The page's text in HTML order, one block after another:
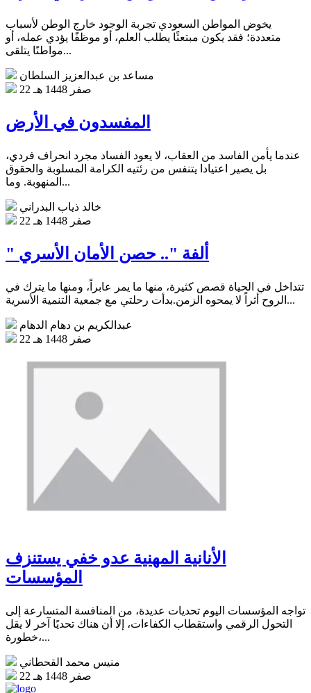
يخوض المواطن السعودي تجربة الوجود خارج الوطن لأسباب
متعددة؛ فقد يكون مبتعثًا يطلب العلم، أو موظفًا يؤدي عمله، أو
مواطنًا يتلقى...
مساعد بن عبدالعزيز السلطان
22 صفر 1448 هـ
المفسدون في الأرض
عندما يأمن الفاسد من العقاب، لا يعود الفساد مجرد انحراف فردي،
بل يصير اعتيادا يتنفس من رئتيه الكرامة المسلوبة والحقوق
المنهوبة. وما...
خالد ذياب البدراني
22 صفر 1448 هـ
" ألفة ".. حصن الأمان الأسري
تتداخل في الحياة قصص كثيرة، منها ما يمر عابراً، ومنها ما يترك في
الروح أثراً لا يمحوه الزمن.بدأت رحلتي مع جمعية التنمية الأسرية...
عبدالكريم بن دهام الدهام
22 صفر 1448 هـ
الأنانية المهنية عدو خفي يستنزف
المؤسسات
تواجه المؤسسات اليوم تحديات عديدة، من المنافسة المتسارعة إلى
التحول الرقمي واستقطاب الكفاءات، إلا أن هناك تحديًا آخر لا يقل
خطورة،...
منيس محمد القحطاني
22 صفر 1448 هـ